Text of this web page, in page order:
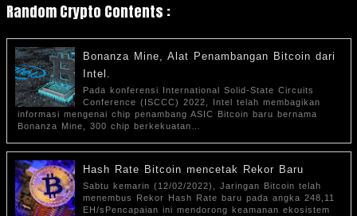
Random Crypto Contents :
Bonanza Mine, Alat Penambangan Bitcoin dari
Intel.
Pada konferensi International Solid-State Circuits
Conference (ISCCC) 2022, Intel telah membagikan
informasi mengenai chip penambang ASIC Bitcoin baru bernama
Bonanza Mine, 300 chip berkekuatan…
Hash Rate Bitcoin mencetak Rekor Baru
Sabtu kemarin (12/02/2022), Jaringan Bitcoin telah
menembus Rekor Hash Rate baru pada angka 248,11
EH/sPencapaian ini mendorong keamanan ekosistem